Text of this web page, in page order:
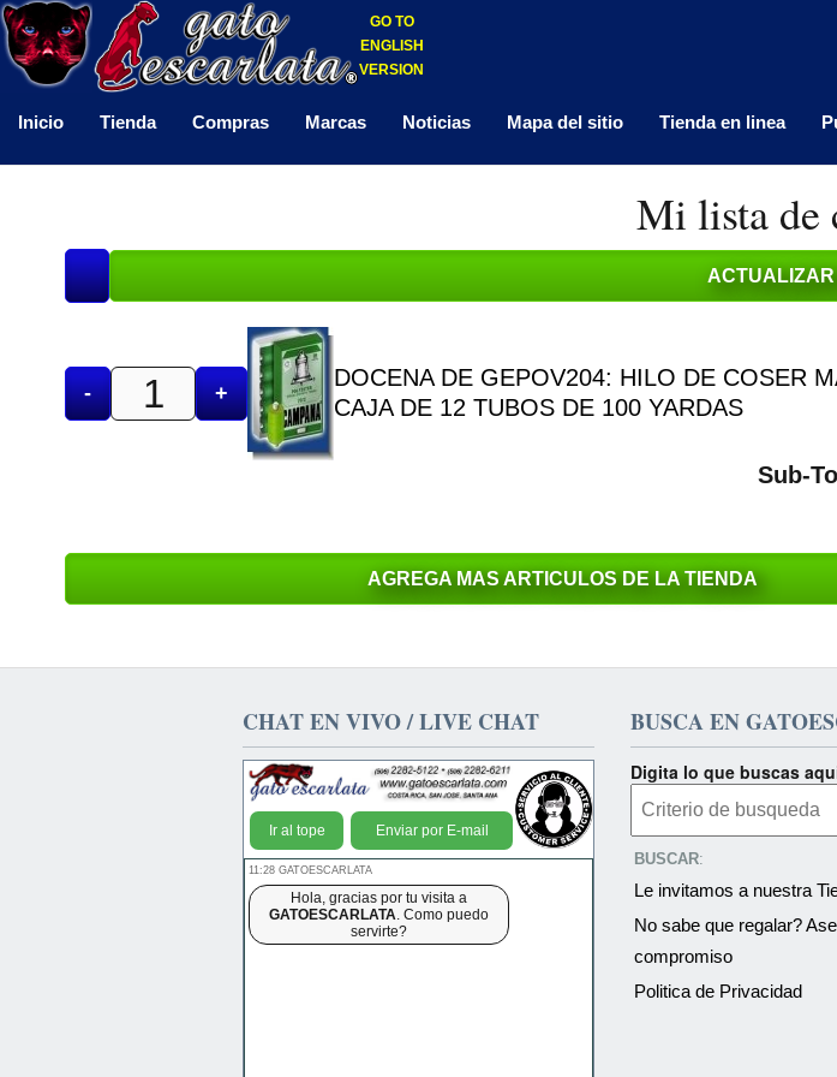
GO TO
ENGLISH
VERSION
Inicio Tienda Compras Marcas Noticias Mapa del sitio Tienda en linea
Mi lista de
- +
DOCENA DE GEPOV204: HILO DE COSER
CAJA DE 12 TUBOS DE 100 YARDAS
Sub-
AGREGA MAS ARTICULOS DE LA TIENDA
CHAT EN VIVO / LIVE CHAT
Ir al tope Enviar por E-mail
11:28 GATOESCARLATA
Hola, gracias por tu visita a
GATOESCARLATA. Como puedo
servirte?
BUSCA EN
Digita lo que buscas
BUSCAR:
Le invitamos a nuestra
No sabe que regalar?
compromiso
Politica de Privacidad